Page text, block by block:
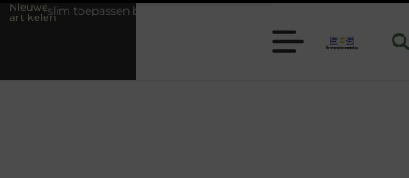
Nieuwe
artikelenbinnen moderne folie techniek